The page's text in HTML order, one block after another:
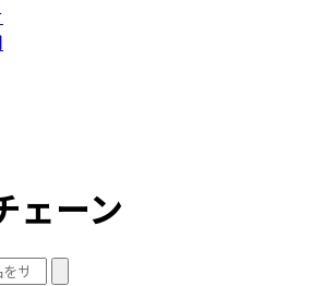
ェーン